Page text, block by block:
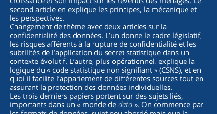
second article en explique les principes, la mécanique et
les perspectives.
Changement de thème avec deux articles sur la
confidentialité des données. L’un donne le cadre législatif,
les risques afférents à la rupture de confidentialité et les
subtilités de l’application du secret statistique dans un
contexte évolutif. L’autre, plus opérationnel, explique la
logique du « code statistique non signifiant » (CSNS), et en
quoi il facilite l’appariement de différentes sources tout en
assurant la protection des données individuelles.
Les trois derniers papiers portent sur des sujets liés,
importants dans un « monde de data ». On commence par